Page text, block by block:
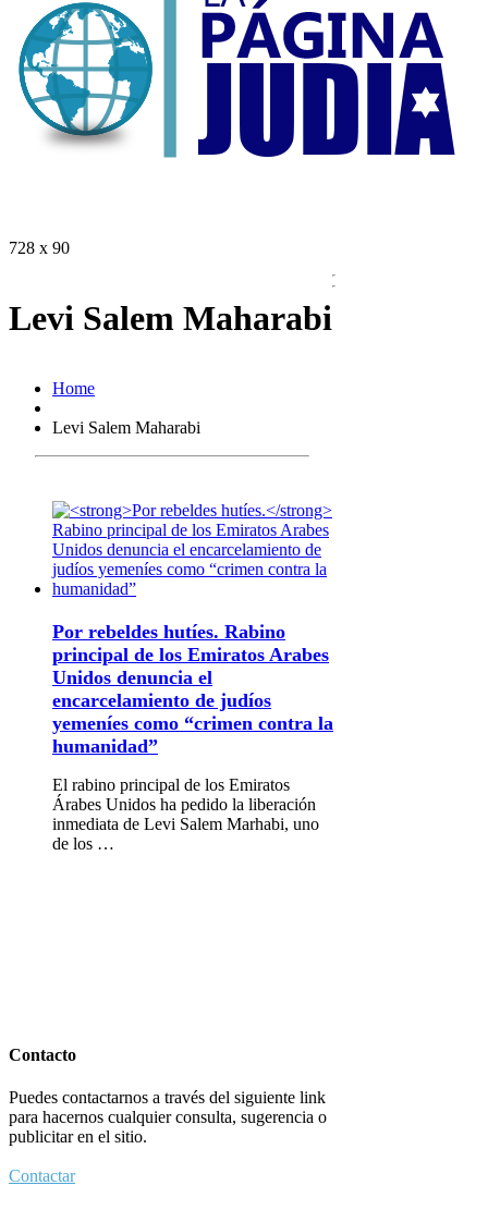
728 x 90
Levi Salem Maharabi
Home
Levi Salem Maharabi
Por rebeldes hutíes. Rabino
principal de los Emiratos Arabes
Unidos denuncia el
encarcelamiento de judíos
yemeníes como “crimen contra la
humanidad”
El rabino principal de los Emiratos
Árabes Unidos ha pedido la liberación
inmediata de Levi Salem Marhabi, uno
de los …
Contacto
Puedes contactarnos a través del siguiente link
para hacernos cualquier consulta, sugerencia o
publicitar en el sitio.
Contactar